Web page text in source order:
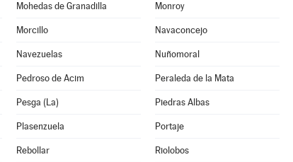
Mohedas de Granadilla Monroy
Morcillo Navaconcejo
Navezuelas Nuñomoral
Pedroso de Acim Peraleda de la Mata
Pesga (La) Piedras Albas
Plasenzuela Portaje
Rebollar Riolobos